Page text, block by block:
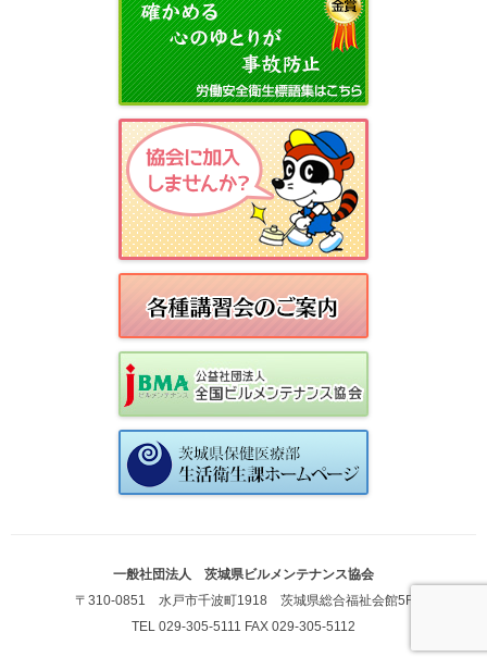
一般社団法人 茨城県ビルメンテナンス協会
〒310-0851 水戸市千波町1918 茨城県総合福祉会館5F
TEL 029-305-5111 FAX 029-305-5112